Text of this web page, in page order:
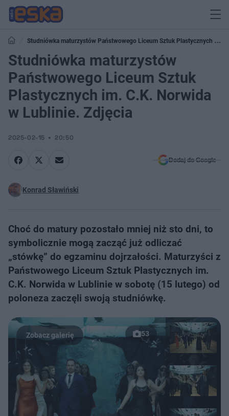
Studniówka maturzystów Państwowego Liceum Sztuk Plastycznych im.
C.K. Norwida w Lublinie. Zdjęcia
Studniówka maturzystów
Państwowego Liceum Sztuk
Plastycznych im. C.K. Norwida
w Lublinie. Zdjęcia
2025-02-15 20:50
Dodaj do Google
Konrad Sławiński
Choć do matury pozostało mniej niż sto dni, to
symbolicznie mogą zacząć już odliczać
„stówkę” do egzaminu dojrzałości. Maturzyści z
Państwowego Liceum Sztuk Plastycznych im.
C.K. Norwida w Lublinie w sobotę (15 lutego) od
poloneza zaczęli swoją studniówkę.
53